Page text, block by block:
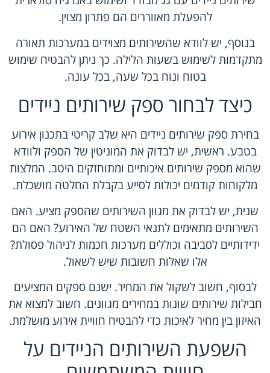
להפעלת מאווררים הם פתרון מצוין.
בנוסף, יש לוודא שהשירותים מצוידים במערכות תאורה
מתקדמות לשימוש בשעות הלילה. כך ניתן להבטיח שימוש
בטוח ונוח בכל שעה, בכל עונה.
כיצד לבחור ספק שירותים ניידים
בחירת ספק שירותים ניידים היא שלב קריטי בתכנון אירוע
בטבע. ראשית, יש לבדוק את המוניטין של הספק ולוודא
שהוא מספק שירותים איכותיים ומתוחזקים היטב. המלצות
מלקוחות קודמים יכולות לסייע בקבלת החלטה מושכלת.
שנית, יש לבדוק את מגוון השירותים שהספק מציע. האם
השירותים מתאימים לתנאי השטח של האירוע? האם הם
ידידותיים לסביבה וכוללים מערכות חכמות לניהול פסולת?
אלו שאלות חשובות שיש לשאול.
לבסוף, חשוב לשקול את המחיר. ישנם ספקים המציעים
חבילות שירותים שונות במחירים מגוונים. חשוב למצוא את
האיזון בין מחיר לאיכות כדי להבטיח חוויית אירוע מושלמת.
השפעת השירותים הניידים על